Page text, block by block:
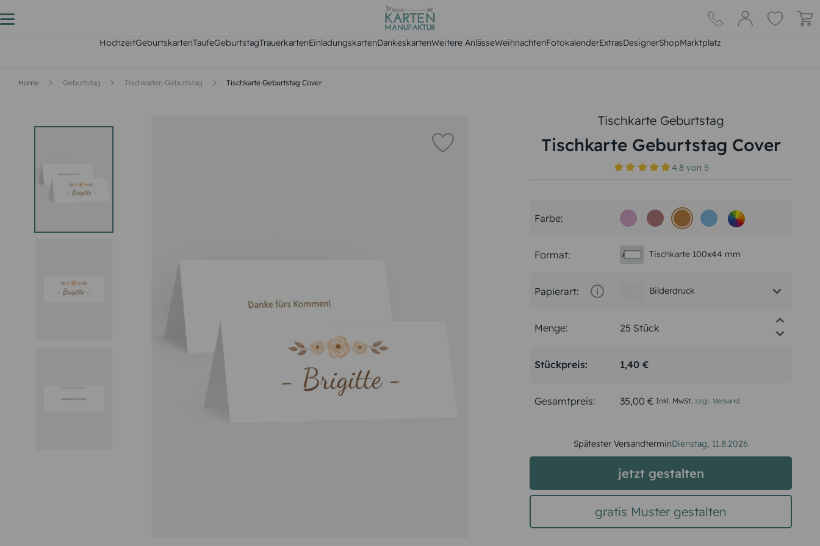
HochzeitGeburtskartenTaufeGeburtstagTrauerkartenEinladungskartenDankeskartenWeitere AnlässeWeihnachtenFotokalenderExtrasDesignerShopMarktplatz
Home Geburtstag Tischkarten Geburtstag Tischkarte Geburtstag Cover
Tischkarte Geburtstag
Tischkarte Geburtstag Cover
4.8von 5
Farbe:
Format: Tischkarte 100x44 mm
Papierart: Bilderdruck
Menge:
Stückpreis: 1,40 €
Gesamtpreis: 35,00 € Inkl. MwSt. zzgl. Versand
Spätester VersandterminDienstag, 11.8.2026
jetzt gestalten
gratis Muster gestalten